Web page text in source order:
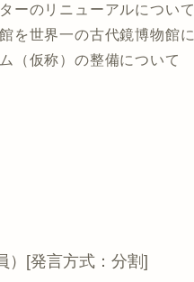
ーのリニューアルについて
を世界一の古代鏡博物館に
（仮称）の整備について
[発言方式：分割]